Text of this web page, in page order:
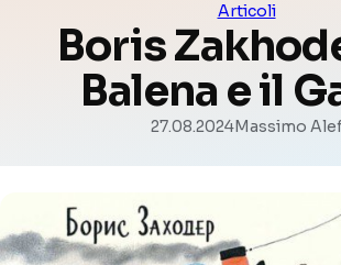
Articoli
Boris
Balena e il
27.08.2024Massimo